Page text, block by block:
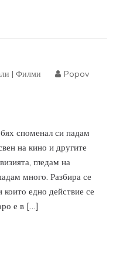
| Филми Popov
споменал си падам
на кино и другите
гледам на
много. Разбира се
едно действие се
е в […]